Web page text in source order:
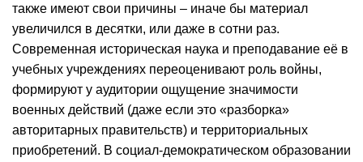
также имеют свои причины – иначе бы материал
увеличился в десятки, или даже в сотни раз.
Современная историческая наука и преподавание её в
учебных учреждениях переоценивают роль войны,
формируют у аудитории ощущение значимости
военных действий (даже если это «разборка»
авторитарных правительств) и территориальных
приобретений. В социал-демократическом образовании